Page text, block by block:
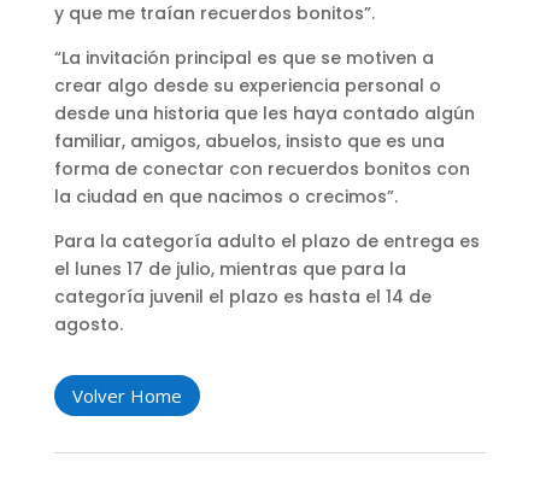
y que me traían recuerdos bonitos”.
“La invitación principal es que se motiven a
crear algo desde su experiencia personal o
desde una historia que les haya contado algún
familiar, amigos, abuelos, insisto que es una
forma de conectar con recuerdos bonitos con
la ciudad en que nacimos o crecimos”.
Para la categoría adulto el plazo de entrega es
el lunes 17 de julio, mientras que para la
categoría juvenil el plazo es hasta el 14 de
agosto.
Volver Home